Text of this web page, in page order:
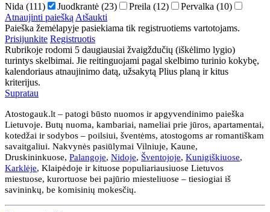
Nida (111) Juodkrantė (23) Preila (12) Pervalka (10)
Atnaujinti paiešką Atšaukti
Paieška žemėlapyje pasiekiama tik registruotiems vartotojams.
Prisijunkite Registruotis
Rubrikoje rodomi 5 daugiausiai žvaigždučių (iškėlimo lygio)
turintys skelbimai. Jie reitinguojami pagal skelbimo turinio kokybę,
kalendoriaus atnaujinimo datą, užsakytą Plius planą ir kitus
kriterijus.
Supratau
Atostogauk.lt – patogi būsto nuomos ir apgyvendinimo paieška
Lietuvoje. Butų nuoma, kambariai, nameliai prie jūros, apartamentai,
kotedžai ir sodybos – poilsiui, šventėms, atostogoms ar romantiškam
savaitgaliui. Nakvynės pasiūlymai Vilniuje, Kaune,
Druskininkuose, Palangoje, Nidoje, Šventojoje, Kunigiškiuose,
Karklėje, Klaipėdoje ir kituose populiariausiuose Lietuvos
miestuose, kurortuose bei pajūrio miesteliuose – tiesiogiai iš
savininkų, be komisinių mokesčių.